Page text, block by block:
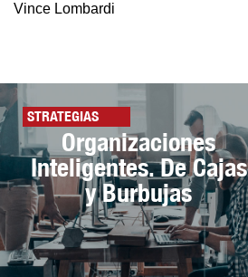
Vince Lombardi
STRATEGIAS
Organizaciones
Inteligentes. De Cajas
y Burbujas